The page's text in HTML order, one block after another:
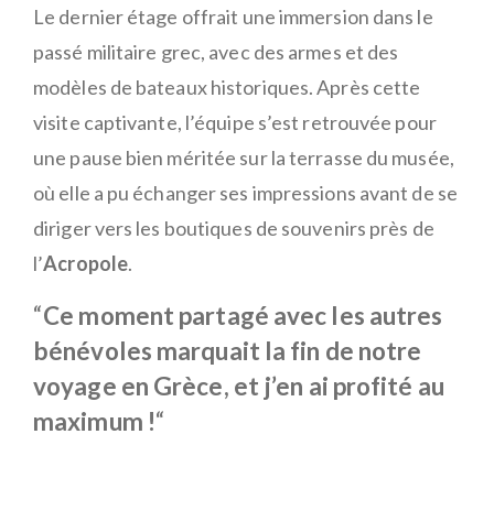
Le dernier étage offrait une immersion dans le
passé militaire grec, avec des armes et des
modèles de bateaux historiques. Après cette
visite captivante, l’équipe s’est retrouvée pour
une pause bien méritée sur la terrasse du musée,
où elle a pu échanger ses impressions avant de se
diriger vers les boutiques de souvenirs près de
l’Acropole.
“Ce moment partagé avec les autres
bénévoles marquait la fin de notre
voyage en Grèce, et j’en ai profité au
maximum !“